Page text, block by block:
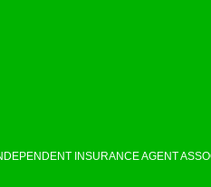
INSURANCE AGENT